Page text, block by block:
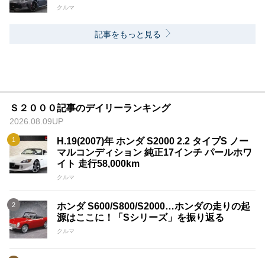
クルマ
記事をもっと見る
Ｓ２０００記事のデイリーランキング
2026.08.09UP
H.19(2007)年 ホンダ S2000 2.2 タイプS ノー
マルコンディション 純正17インチ パールホワ
イト 走行58,000km
クルマ
ホンダ S600/S800/S2000…ホンダの走りの起
源はここに！「Sシリーズ」を振り返る
クルマ